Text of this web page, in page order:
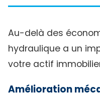
Au-delà des
hydraulique a un
votre actif
Amélioration